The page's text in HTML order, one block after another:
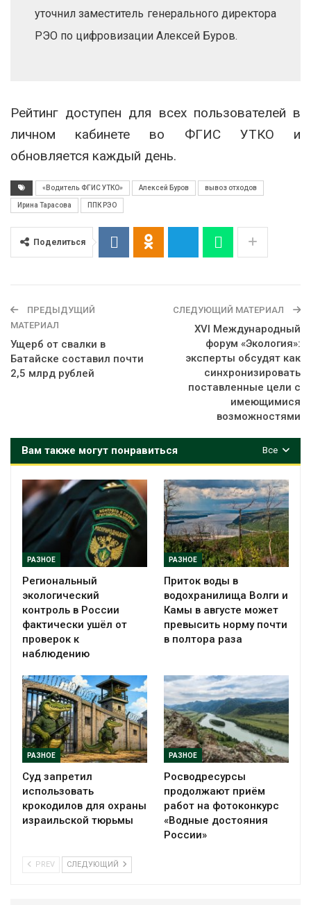
уточнил заместитель генерального директора
РЭО по цифровизации Алексей Буров.
Рейтинг доступен для всех пользователей в
личном кабинете во ФГИС УТКО и
обновляется каждый день.
«Водитель ФГИС УТКО» Алексей Буров вывоз отходов
Ирина Тарасова ППК РЭО
Поделиться
ПРЕДЫДУЩИЙ
МАТЕРИАЛ
Ущерб от свалки в
Батайске составил почти
2,5 млрд рублей
СЛЕДУЮЩИЙ МАТЕРИАЛ
XVI Международный
форум «Экология»:
эксперты обсудят как
синхронизировать
поставленные цели с
имеющимися
возможностями
Все
Вам также могут понравиться
РАЗНОЕ
Региональный
экологический
контроль в России
фактически ушёл от
проверок к
наблюдению
РАЗНОЕ
Приток воды в
водохранилища Волги и
Камы в августе может
превысить норму почти
в полтора раза
РАЗНОЕ
Суд запретил
использовать
крокодилов для охраны
израильской тюрьмы
РАЗНОЕ
Росводресурсы
продолжают приём
работ на фотоконкурс
«Водные достояния
России»
PREV СЛЕДУЮЩИЙ